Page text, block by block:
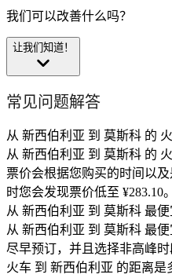
我们可以改善什么吗？
让我们知道！
常见问题解答
从 新西伯利亚 到 莫斯科 的
从 新西伯利亚 到 莫斯科 的
票价会根据您购买的时间以
时您会发现票价低至 ¥283.10。
从 新西伯利亚 到 莫斯科 最便
从 新西伯利亚 到 莫斯科 最
尽早预订，并且选择非高峰时
火车 到 新西伯利亚 的距离是